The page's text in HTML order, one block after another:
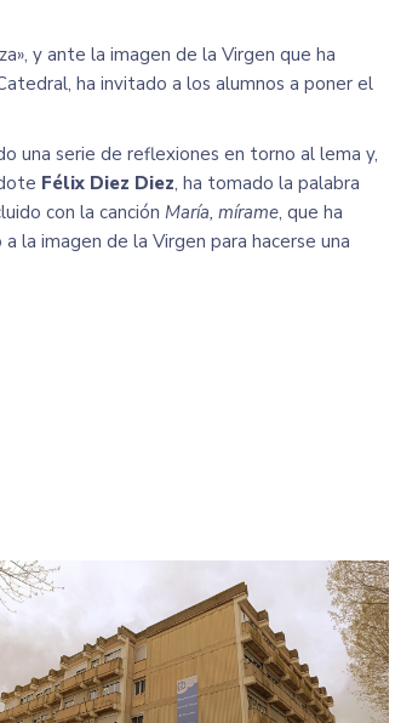
y ante la imagen de la Virgen que ha
ha invitado a los alumnos a poner el
una serie de reflexiones en torno al lema y,
Félix Diez Diez, ha tomado la palabra
con la canción María, mírame, que ha
la imagen de la Virgen para hacerse una